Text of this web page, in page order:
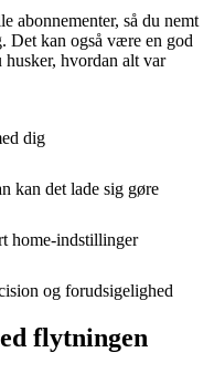
abonnementer, så du nemt
Det kan også være en god
hvordan alt var
dig
kan det lade sig gøre
home‑indstillinger
og forudsigelighed
flytningen